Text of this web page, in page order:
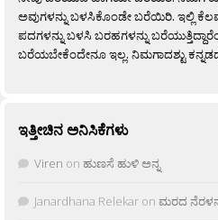
ಅವುಗಳನ್ನು ಬಳಸಿಕೊಂಡೇ ಬರೆಯಿರಿ. ಇಲ್ಲಿ
ಪದಗಳನ್ನು ಬಳಸಿ ಬರಹಗಳನ್ನು
ಬರೆಯಬೇಕೆಂದೇನೂ ಇಲ್ಲ. ನಿಮಗಾದಶ್ಟು
ಇತ್ತೀಚಿನ ಅನಿಸಿಕೆಗಳು
Viren on ಹುಣಸೆ ಹುಳಿ ಅನ್ನ
Janardhana Relekar on ಮರದ